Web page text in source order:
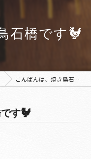
石橋です🐓
こんばんは、焼き鳥石橋です🐓
す🐓